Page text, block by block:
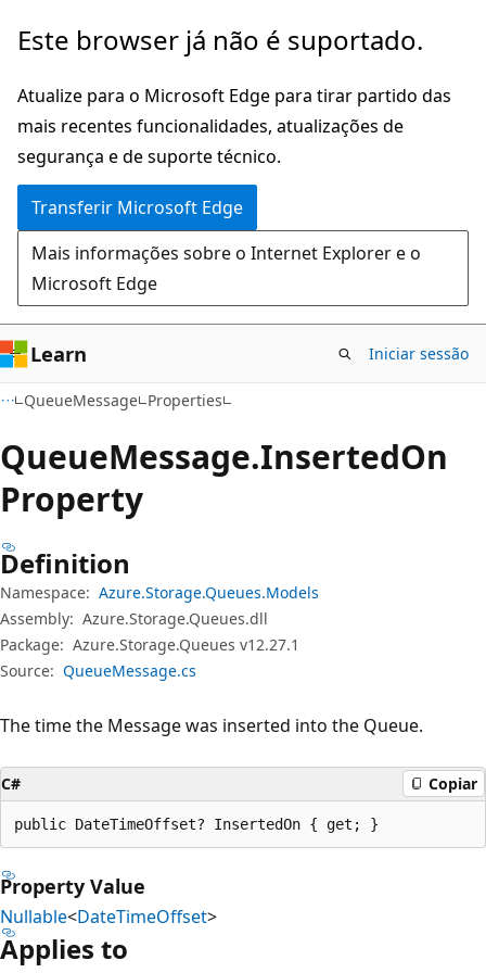
Saltar
o
conteúdo
principal
Saltar
a
navegação
na
página
Este browser já não é suportado.
Atualize para o Microsoft Edge para tirar partido das
mais recentes funcionalidades, atualizações de
segurança e de suporte técnico.
Transferir Microsoft Edge
Mais informações sobre o Internet Explorer e o
Microsoft Edge
Learn Iniciar sessão
QueueMessage Properties
QueueMessage.InsertedOn
Property
Definition
Namespace: Azure.Storage.Queues.Models
Assembly: Azure.Storage.Queues.dll
Package: Azure.Storage.Queues v12.27.1
Source: QueueMessage.cs
The time the Message was inserted into the Queue.
C# Copiar
public DateTimeOffset? InsertedOn { get; }
Property Value
Nullable<DateTimeOffset>
Applies to